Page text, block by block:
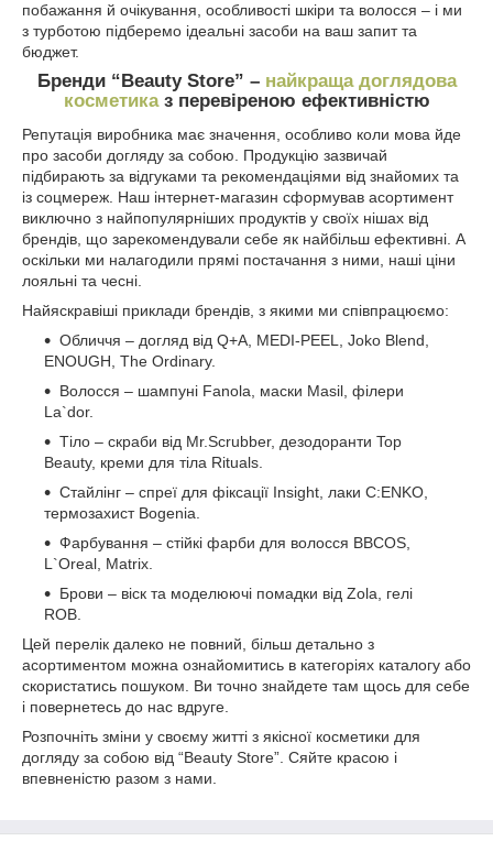
побажання й очікування, особливості шкіри та волосся – і ми
з турботою підберемо ідеальні засоби на ваш запит та
бюджет.
Бренди “Beauty Store” – найкраща доглядова
косметиказ перевіреною ефективністю
Репутація виробника має значення, особливо коли мова йде
про засоби догляду за собою. Продукцію зазвичай
підбирають за відгуками та рекомендаціями від знайомих та
із соцмереж. Наш інтернет-магазин сформував асортимент
виключно з найпопулярніших продуктів у своїх нішах від
брендів, що зарекомендували себе як найбільш ефективні. А
оскільки ми налагодили прямі постачання з ними, наші ціни
лояльні та чесні.
Найяскравіші приклади брендів, з якими ми співпрацюємо:
Обличчя – догляд від Q+A, MEDI-PEEL, Joko Blend,
ENOUGH, The Ordinary.
Волосся – шампуні Fanola, маски Masil, філери
La`dor.
Тіло – скраби від Mr.Scrubber, дезодоранти Top
Beauty, креми для тіла Rituals.
Стайлінг – спреї для фіксації Insight, лаки C:ENKO,
термозахист Bogenia.
Фарбування – стійкі фарби для волосся BBCOS,
L`Oreal, Matrix.
Брови – віск та моделюючі помадки від Zola, гелі
ROB.
Цей перелік далеко не повний, більш детально з
асортиментом можна ознайомитись в категоріях каталогу або
скористатись пошуком. Ви точно знайдете там щось для себе
і повернетесь до нас вдруге.
Розпочніть зміни у своєму житті з якісної косметики для
догляду за собою від “Beauty Store”. Сяйте красою і
впевненістю разом з нами.